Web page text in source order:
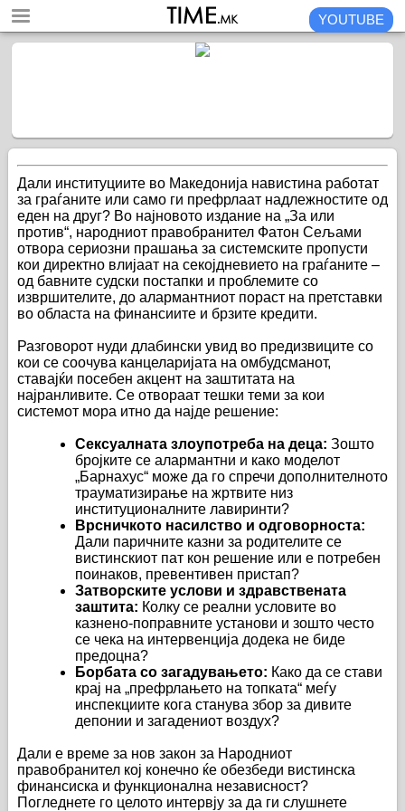
YOUTUBE
Дали институциите во Македонија навистина работат
за граѓаните или само ги префрлаат надлежностите од
еден на друг? Во најновото издание на „За или
против“, народниот правобранител Фатон Сељами
отвора сериозни прашања за системските пропусти
кои директно влијаат на секојдневието на граѓаните –
од бавните судски постапки и проблемите со
извршителите, до алармантниот пораст на претставки
во областа на финансиите и брзите кредити.
Разговорот нуди длабински увид во предизвиците со
кои се соочува канцеларијата на омбудсманот,
ставајќи посебен акцент на заштитата на
најранливите. Се отвораат тешки теми за кои
системот мора итно да најде решение:
Сексуалната злоупотреба на деца: Зошто
бројките се алармантни и како моделот
„Барнахус“ може да го спречи дополнителното
трауматизирање на жртвите низ
институционалните лавиринти?
Врсничкото насилство и одговорноста:
Дали паричните казни за родителите се
вистинскиот пат кон решение или е потребен
поинаков, превентивен пристап?
Затворските услови и здравствената
заштита: Колку се реални условите во
казнено-поправните установи и зошто често
се чека на интервенција додека не биде
предоцна?
Борбата со загадувањето: Како да се стави
крај на „префрлањето на топката“ меѓу
инспекциите кога станува збор за дивите
депонии и загадениот воздух?
Дали е време за нов закон за Народниот
правобранител кој конечно ќе обезбеди вистинска
финансиска и функционална независност?
Погледнете го целото интервју за да ги слушнете